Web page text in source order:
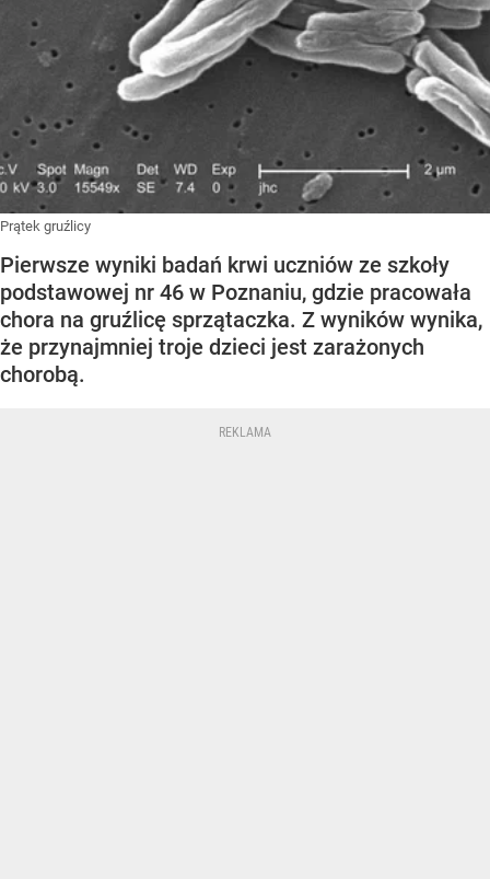
Prątek gruźlicy
Pierwsze wyniki badań krwi uczniów ze szkoły
podstawowej nr 46 w Poznaniu, gdzie pracowała
chora na gruźlicę sprzątaczka. Z wyników wynika,
że przynajmniej troje dzieci jest zarażonych
chorobą.